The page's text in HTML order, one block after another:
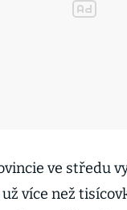
ve středu
více než